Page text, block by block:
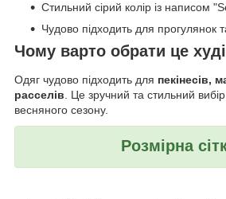
Стильний сірий колір із написом
Чудово підходить для прогулянок
Чому варто обрати це
Одяг чудово підходить для пекінесів,
расселів . Це зручний та стильний
весняного сезону.
Розмірна